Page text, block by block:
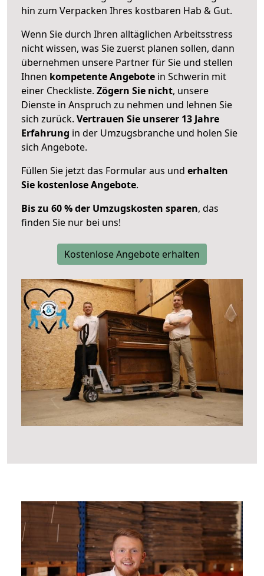
hin zum Verpacken Ihres kostbaren Hab & Gut.
Wenn Sie durch Ihren alltäglichen Arbeitsstress
nicht wissen, was Sie zuerst planen sollen, dann
übernehmen unsere Partner für Sie und stellen
Ihnen kompetente Angebote in Schwerin mit
einer Checkliste. Zögern Sie nicht, unsere
Dienste in Anspruch zu nehmen und lehnen Sie
sich zurück. Vertrauen Sie unserer 13 Jahre
Erfahrung in der Umzugsbranche und holen Sie
sich Angebote.
Füllen Sie jetzt das Formular aus und erhalten
Sie kostenlose Angebote.
Bis zu 60 % der Umzugskosten sparen, das
finden Sie nur bei uns!
Kostenlose Angebote erhalten